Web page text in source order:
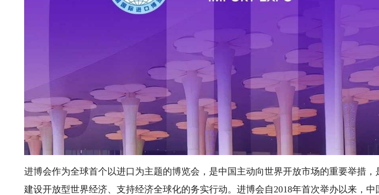
进博会作为全球首个以进口为主题的博览会，是中国主动向世界开放市场的重要举措，
建设开放型世界经济、支持经济全球化的务实行动。进博会自2018年首次举办以来，中